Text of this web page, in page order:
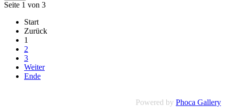
Seite 1 von 3
Start
Zurück
1
2
3
Weiter
Ende
Powered by Phoca Gallery